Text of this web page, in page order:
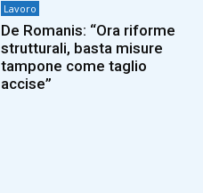
Lavoro
De Romanis: “Ora riforme
strutturali, basta misure
tampone come taglio
accise”